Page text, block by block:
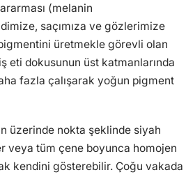
(melanin
saçımıza ve gözlerimize
üretmekle görevli olan
eti dokusunun üst katmanlarında
fazla çalışarak yoğun pigment
üzerinde nokta şeklinde siyah
veya tüm çene boyunca homojen
kendini gösterebilir. Çoğu vakada